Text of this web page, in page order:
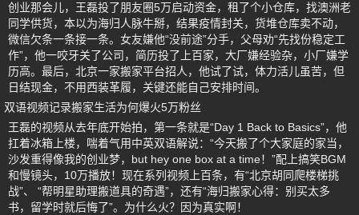
创业那会儿，王磊投了朋友圈5万启动资金，租了个小仓库，找澳洲老
同学供货，本以为海归人脉牛掰，结果疫情封关，货堆仓库卖不动，
微信欠条一条接一条。女友嫌他“没前途”分手，父母劝“先找份稳定工
作”，他一咬牙关了公司，简历投了上百家，大厂嫌经验杂，小厂嫌学
历高。最后，北京一家搬家平台招人，他试了试，体力活儿虽苦，但
日结现金，不用西装革履，关键还能自己安排时间。
双语视频记录搬家生活为何爆火5万粉丝
王磊的视频从去年底开始拍，第一条就是“Day 1 Back to Basics”，他
扛着冰箱上楼，喘着气用中英双语解说：“今天搬了个大家庭的家当，
沙发重得像我的创业梦，but hey one box at a time！”配上搞笑BGM
和慢镜头，10万播放！现在系列视频上百条，有“北京胡同爬楼梯挑
战”、 “帮明星助理搬道具的奇遇”，还有“海归搬家心得：别买太多
书，留学时就后悔了”。为什么火？因为真实啊！